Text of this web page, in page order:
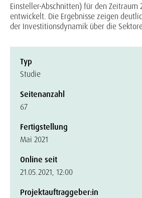
Einsteller-Abschnitten) für den Zeitraum
entwickelt. Die Ergebnisse zeigen
der Investitionsdynamik über die
Typ
Studie
Seitenanzahl
67
Fertigstellung
Mai 2021
Online seit
21.05.2021, 12:00
Projektauftraggeber:in